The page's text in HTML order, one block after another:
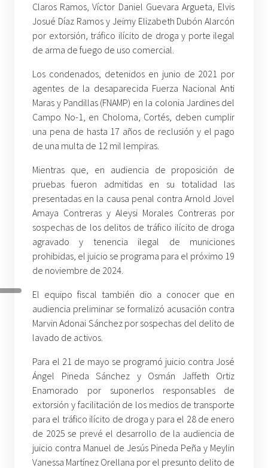
Claros Ramos, Víctor Daniel Guevara Argueta, Elvis
Josué Díaz Ramos y Jeimy Elizabeth Dubón Alarcón
por extorsión, tráfico ilícito de droga y porte ilegal
de arma de fuego de uso comercial.
Los condenados, detenidos en junio de 2021 por
agentes de la desaparecida Fuerza Nacional Anti
Maras y Pandillas (FNAMP) en la colonia Jardines del
Campo No-1, en Choloma, Cortés, deben cumplir
una pena de hasta 17 años de reclusión y el pago
de una multa de 12 mil lempiras.
Mientras que, en audiencia de proposición de
pruebas fueron admitidas en su totalidad las
presentadas en la causa penal contra Arnold Jovel
Amaya Contreras y Aleysi Morales Contreras por
sospechas de los delitos de tráfico ilícito de droga
agravado y tenencia ilegal de municiones
prohibidas, el juicio se programa para el próximo 19
de noviembre de 2024.
El equipo fiscal también dio a conocer que en
audiencia preliminar se formalizó acusación contra
Marvin Adonai Sánchez por sospechas del delito de
lavado de activos.
Para el 21 de mayo se programó juicio contra José
Ángel Pineda Sánchez y Osmán Jaffeth Ortiz
Enamorado por suponerlos responsables de
extorsión y facilitación de los medios de transporte
para el tráfico ilícito de droga y para el 28 de enero
de 2025 se prevé el desarrollo de la audiencia de
juicio contra Manuel de Jesús Pineda Peña y Meylin
Vanessa Martínez Orellana por el presunto delito de